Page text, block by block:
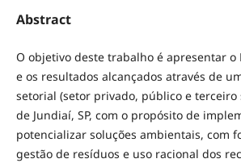
Abstract
O objetivo deste trabalho é apresentar o
e os resultados alcançados através de
setorial (setor privado, público e
de Jundiaí, SP, com o propósito de
potencializar soluções ambientais, com
gestão de resíduos e uso racional dos